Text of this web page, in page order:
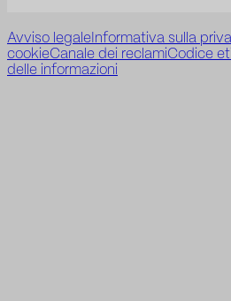
Avviso legale Informativa sulla
cookieCanale dei reclamiCodice
delle informazioni